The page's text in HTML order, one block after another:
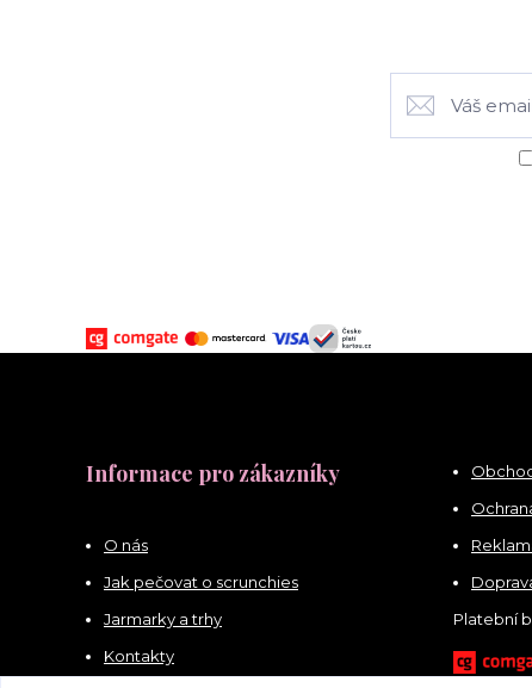
Informace pro zákazníky
O nás
Jak pečovat o scrunchies
Jarmarky a trhy
Kontakty
Platební